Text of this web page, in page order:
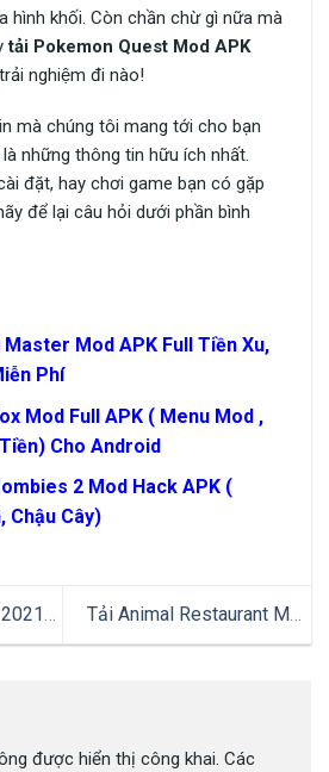
hình khối. Còn chần chừ gì nữa mà
tải Pokemon Quest Mod APK
nghiệm đi nào!
mà chúng tôi mang tới cho bạn
những thông tin hữu ích nhất.
đặt, hay chơi game bạn có gặp
để lại câu hỏi dưới phần bình
Master Mod APK Full Tiền Xu,
Phí
Mod Full APK ( Menu Mod ,
Cho Android
2 Mod Hack APK (
Chậu Cây)
Tranh
Tải Animal Restaurant Mod
APK 9.14 ( Menu, Chặn Quảng
được hiển thị công khai. Các